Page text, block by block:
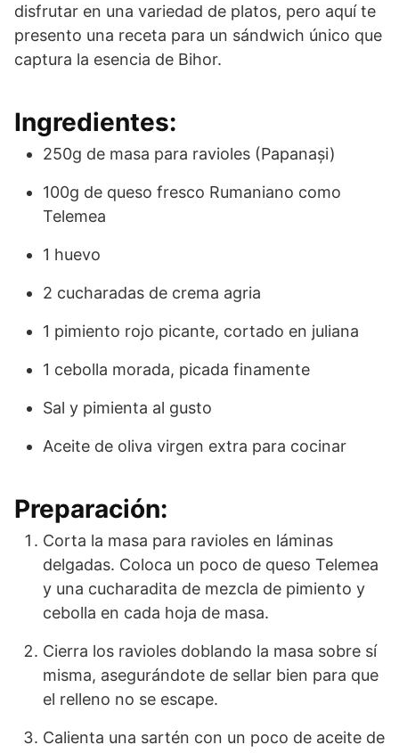
disfrutar en una variedad de platos, pero aquí te
presento una receta para un sándwich único que
captura la esencia de Bihor.
Ingredientes:
250g de masa para ravioles (Papanași)
100g de queso fresco Rumaniano como
Telemea
1 huevo
2 cucharadas de crema agria
1 pimiento rojo picante, cortado en juliana
1 cebolla morada, picada finamente
Sal y pimienta al gusto
Aceite de oliva virgen extra para cocinar
Preparación:
Corta la masa para ravioles en láminas
delgadas. Coloca un poco de queso Telemea
y una cucharadita de mezcla de pimiento y
cebolla en cada hoja de masa.
Cierra los ravioles doblando la masa sobre sí
misma, asegurándote de sellar bien para que
el relleno no se escape.
Calienta una sartén con un poco de aceite de